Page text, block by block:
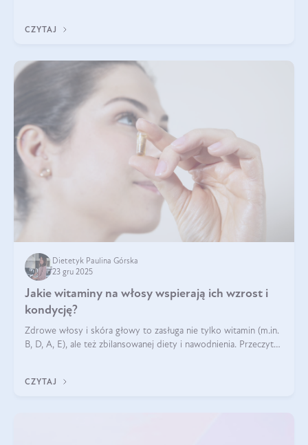
CZYTAJ
Dietetyk Paulina Górska
23 gru 2025
Jakie witaminy na włosy wspierają ich wzrost i
kondycję?
Zdrowe włosy i skóra głowy to zasługa nie tylko witamin (m.in.
B, D, A, E), ale też zbilansowanej diety i nawodnienia. Przeczytaj
CZYTAJ